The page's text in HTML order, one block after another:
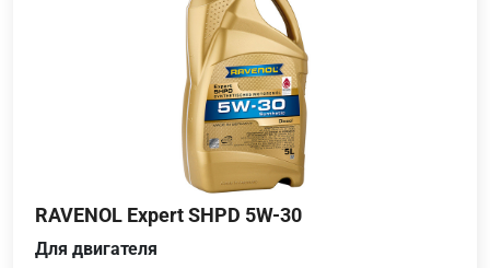
RAVENOL Expert SHPD 5W-30
Для двигателя